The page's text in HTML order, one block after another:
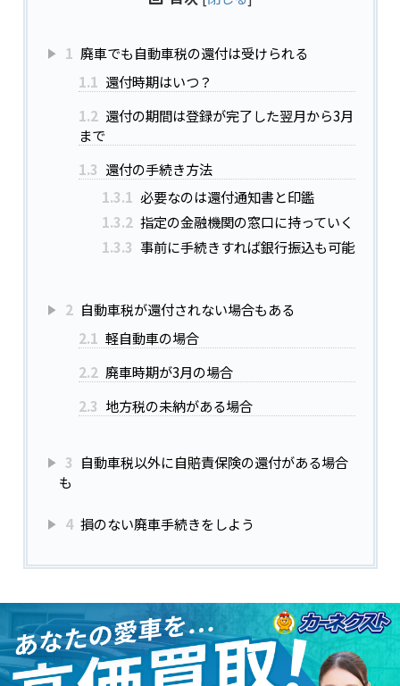
1 廃車でも自動車税の還付は受けられる
1.1 還付時期はいつ？
1.2 還付の期間は登録が完了した翌月から3月
まで
1.3 還付の手続き方法
1.3.1 必要なのは還付通知書と印鑑
1.3.2 指定の金融機関の窓口に持っていく
1.3.3 事前に手続きすれば銀行振込も可能
2 自動車税が還付されない場合もある
2.1 軽自動車の場合
2.2 廃車時期が3月の場合
2.3 地方税の未納がある場合
3 自動車税以外に自賠責保険の還付がある場合
も
4 損のない廃車手続きをしよう